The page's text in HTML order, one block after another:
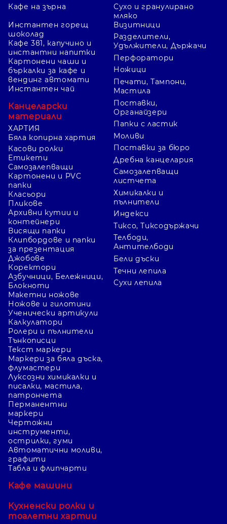
Кафе на зърна
Сухо и гранулирано
мляко
Инстантен горещ
шоколад
Кафе 3в1, капучино и
инстантни напитки
Картонени чаши и
бъркалки за кафе и
вендинг автомати
Инстантен чай
Канцеларски
материали
ХАРТИЯ
Бяла копирна хартия
Касови ролки
Етикети
Самозалепващи
Картонени и PVC
папки
Класьори
Пликове
Архивни кутии и
контейнери
Висящи папки
Клипбордове и папки
за презентация
Джобове
Коректори
Азбучници, Бележници,
Блокноти
Визитници
Разделители,
Удължители, Държачи
Перфоратори
Ножици
Печати, Тампони,
Мастила
Поставки,
Органайзери
Папки с ластик
Моливи
Поставки за бюро
Дребна канцелария
Самозалепващи
листчета
Химикалки и
пълнители
Индекси
Тиксо, Тиксодържачи
Телбоди,
Антителбоди
Бели дъски
Течни лепила
Сухи лепила
Макетни ножове
Ножове и гилотини
Ученически артикули
Калкулатори
Ролери и пълнители
Тънкописци
Текст маркери
Маркери за бяла дъска,
флумастери
Луксозни химикалки и
писалки, мастила,
патрончета
Перманентни
маркери
Чертожни
инструменти,
острилки, гуми
Автоматични моливи,
графити
Табла и флипчарти
Кафе машини
Кухненски ролки и
тоалетни хартии